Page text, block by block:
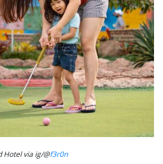
Hotel via ig/@f3r0n